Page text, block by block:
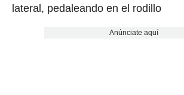
lateral, pedaleando en el rodillo
Anúnciate aquí